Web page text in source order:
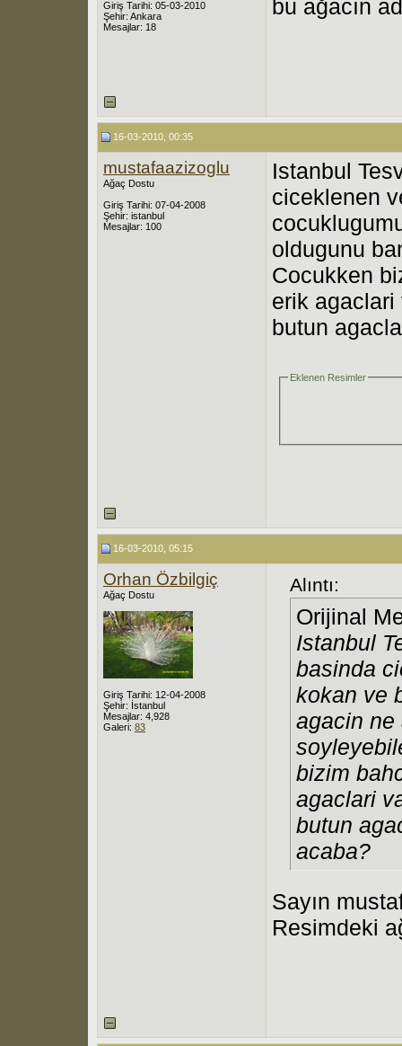
Giriş Tarihi: 05-03-2010
Şehir: Ankara
Mesajlar: 18
bu ağacın
16-03-2010, 00:35
mustafaazizoglu
Ağaç Dostu
Giriş Tarihi: 07-04-2008
Şehir: istanbul
Mesajlar: 100
Istanbul
ciceklenen
oldugunu
Cocukken
erik agaclari
butun
Eklenen Resimler
16-03-2010, 05:15
Orhan Özbilgiç
Ağaç Dostu
Giriş Tarihi: 12-04-2008
Şehir: İstanbul
Mesajlar: 4,928
Galeri: 83
Alıntı:
Orijinal
Istanbul
basinda
kokan ve
agacin ne
bizim
agaclari
butun
acaba?
Sayın
Resimdeki